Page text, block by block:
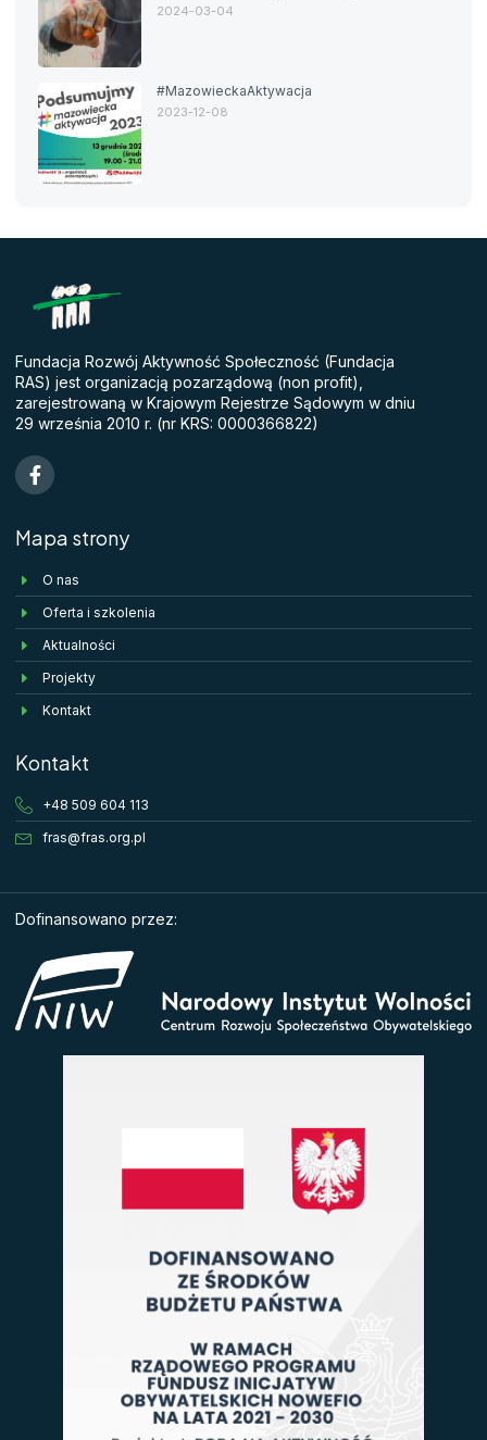
2024-03-04
#MazowieckaAktywacja
2023-12-08
Fundacja Rozwój Aktywność Społeczność (Fundacja
RAS) jest organizacją pozarządową (non profit),
zarejestrowaną w Krajowym Rejestrze Sądowym w dniu
29 września 2010 r. (nr KRS: 0000366822)
Mapa strony
O nas
Oferta i szkolenia
Aktualności
Projekty
Kontakt
Kontakt
+48 509 604 113
fras@fras.org.pl
Dofinansowano przez: